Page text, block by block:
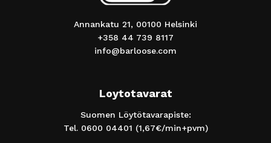
Annankatu 21, 00100 Helsinki
+358 44 739 8117
info@barloose.com
Loytotavarat
Suomen Löytötavarapiste:
Tel. 0600 04401 (1,67€/min+pvm)